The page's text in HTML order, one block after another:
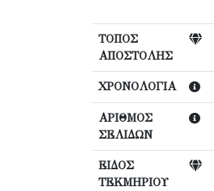
ΤΟΠΟΣ
ΑΠΟΣΤΟΛΗΣ
ΧΡΟΝΟΛΟΓΙΑ
ΑΡΙΘΜΟΣ
ΣΕΛΙΔΩΝ
ΕΙΔΟΣ
ΤΕΚΜΗΡΙΟΥ